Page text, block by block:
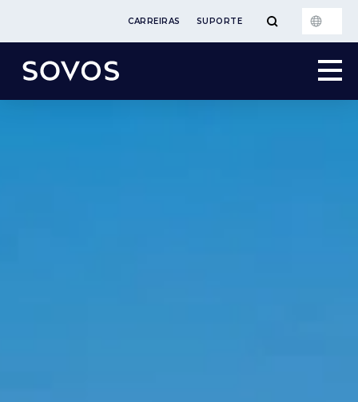
CARREIRAS SUPORTE